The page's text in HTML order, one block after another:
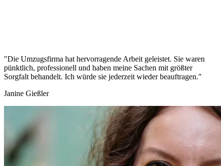
"Die Umzugsfirma hat hervorragende Arbeit geleistet. Sie waren
pünktlich, professionell und haben meine Sachen mit größter
Sorgfalt behandelt. Ich würde sie jederzeit wieder beauftragen."
Janine Gießler